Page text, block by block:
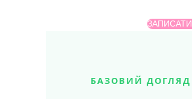
БАЗОВИЙ